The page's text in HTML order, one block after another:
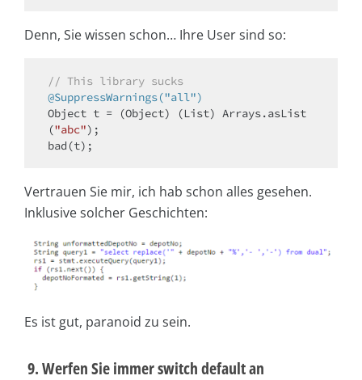
Denn, Sie wissen schon… Ihre User sind so:
// This library sucks
@SuppressWarnings("all")
Object t = (Object) (List) Arrays.asList
("abc");
Vertrauen Sie mir, ich hab schon alles gesehen.
Inklusive solcher Geschichten:
Es ist gut, paranoid zu sein.
9. Werfen Sie immer switch default an